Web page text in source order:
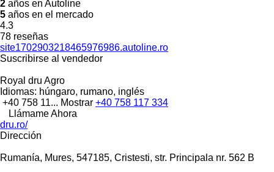
2 años en Autoline
5 años en el mercado
4.3
78 reseñas
site1702903218465976986.autoline.ro
Suscribirse al vendedor
Royal dru Agro
Idiomas: húngaro, rumano, inglés
+40 758 11... Mostrar +40 758 117 334
Llámame Ahora
dru.ro/
Dirección
Rumanía, Mures, 547185, Cristesti, str. Principala nr. 562 B